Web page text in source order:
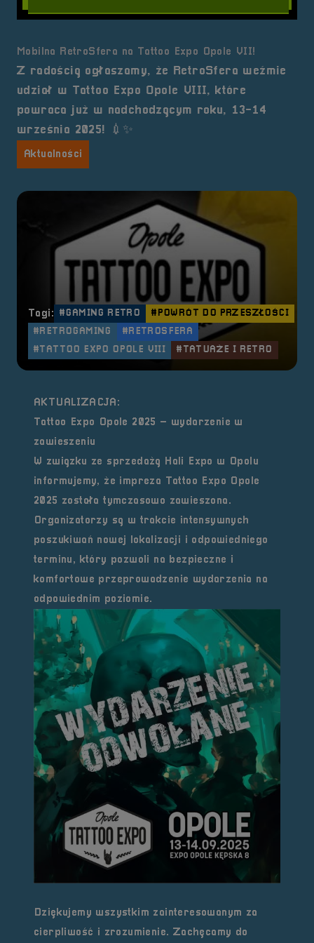
Mobilna RetroSfera na Tattoo Expo Opole VII!
Z radością ogłaszamy, że RetroSfera weźmie
udział w Tattoo Expo Opole VIII, które
powraca już w nadchodzącym roku, 13-14
września 2025! 💉✨
Aktualności
Tagi: #GAMING RETRO
#POWRÓT DO PRZESZŁOŚCI
#RETROGAMING
#RETROSFERA
#TATTOO EXPO OPOLE VIII
#TATUAŻE I RETRO
AKTUALIZACJA:
Tattoo Expo Opole 2025 – wydarzenie w
zawieszeniu
W związku ze sprzedażą Hali Expo w Opolu
informujemy, że impreza Tattoo Expo Opole
2025 została tymczasowo zawieszona.
Organizatorzy są w trakcie intensywnych
poszukiwań nowej lokalizacji i odpowiedniego
terminu, który pozwoli na bezpieczne i
komfortowe przeprowadzenie wydarzenia na
odpowiednim poziomie.
Dziękujemy wszystkim zainteresowanym za
cierpliwość i zrozumienie. Zachęcamy do